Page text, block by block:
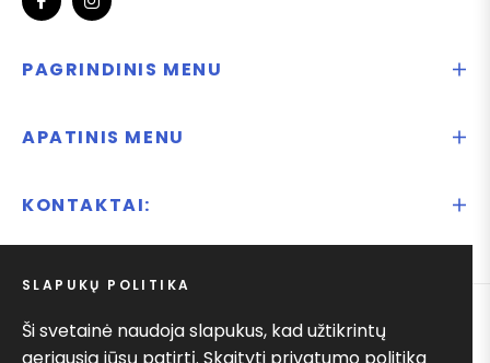
Fb Ins
PAGRINDINIS MENU
APATINIS MENU
KONTAKTAI:
© 2025Ify.lt
SLAPUKŲ POLITIKA
Ši svetainė naudoja slapukus, kad užtikrintų